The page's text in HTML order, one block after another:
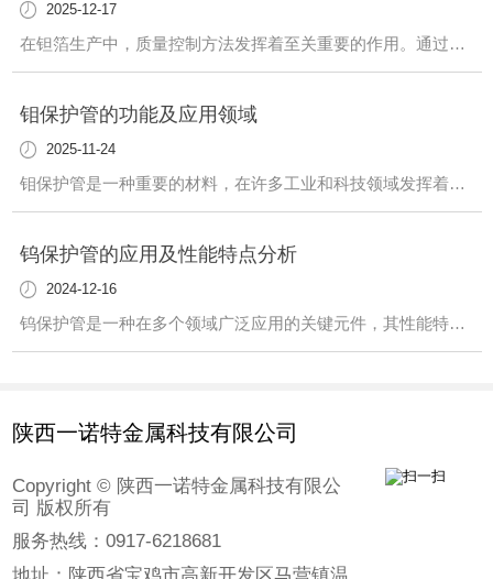
2025-12-17
在钽箔生产中，质量控制方法发挥着至关重要的作用。通过精心设计与实施一系列有效的质量控制措施，可以...终产品符合高标准的质量要求，满足客户的需求。首先，材料选择至关重要。我们严格把控原材料的质量，从源头上杜绝质量问题的发生。只有..的原材料才能生产出..的钽箔产品。其次，在生产过程中，我们采取严格的工艺流程控制措施，.
钼保护管的功能及应用领域
2025-11-24
钼保护管是一种重要的材料，在许多工业和科技领域发挥着关键作用。这种管道具有独特的性质，使其在各种环境中都能发挥作用。首先，钼保护管在高温环境下具有出色的耐热性。这使得它成为许多高温工艺中不可或缺的元件。不仅如此，它还具有优异的耐腐蚀性能，适用于许多腐蚀性介质的输送和处理。另外，钼保护管在半导体制造、光伏产业等领域也有广
钨保护管的应用及性能特点分析
2024-12-16
钨保护管是一种在多个领域广泛应用的关键元件，其性能特点值得我们深入了解。该保护管具有出色的耐高温性能，能够承受极端环境下的高温情况，..设备的正常运行。此外，钨保护管还具有优越的耐腐蚀性，能够在恶劣的化学环境中长时间稳定工作，延长设备的使用寿命。在工业领域，钨保护管被广泛用于炉温测量、真空炉、高温热处理等领域。其稳定可
陕西一诺特金属科技有限公司
Copyright © 陕西一诺特金属科技有限公
司 版权所有
服务热线：0917-6218681